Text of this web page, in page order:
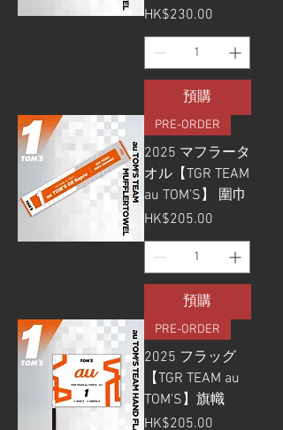
價格
HK$230.00
預購
PRE-ORDER
2025 マフラータ
オル【TGR TEAM
au TOM’S】 圍巾
價格
HK$205.00
預購
PRE-ORDER
2025 フラッグ
【TGR TEAM au
TOM’S】旗幟
價格
HK$205.00